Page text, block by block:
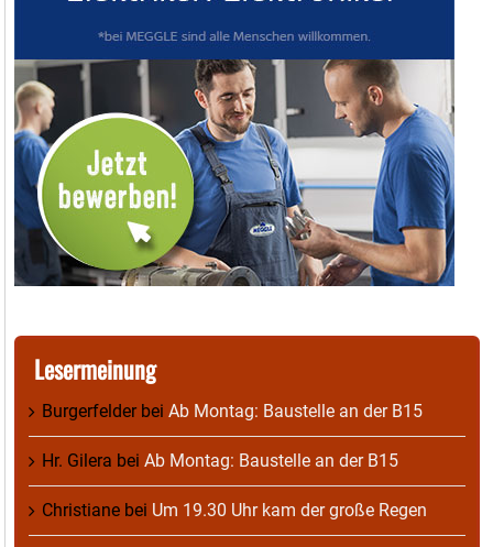
Lesermeinung
Burgerfelderbei Ab Montag: Baustelle an der B15
Hr. Gilera bei Ab Montag: Baustelle an der B15
Christiane bei Um 19.30 Uhr kam der große Regen